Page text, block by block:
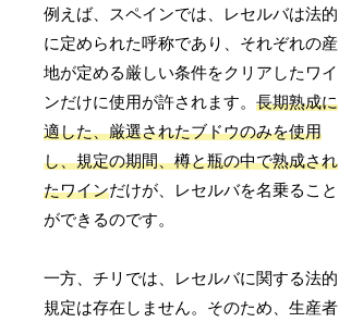
例えば、スペインでは、レセルバは法的
に定められた呼称であり、それぞれの産
地が定める厳しい条件をクリアしたワイ
ンだけに使用が許されます。長期熟成に
適した、厳選されたブドウのみを使用
し、規定の期間、樽と瓶の中で熟成され
たワインだけが、レセルバを名乗ること
ができるのです。
一方、チリでは、レセルバに関する法的
規定は存在しません。そのため、生産者